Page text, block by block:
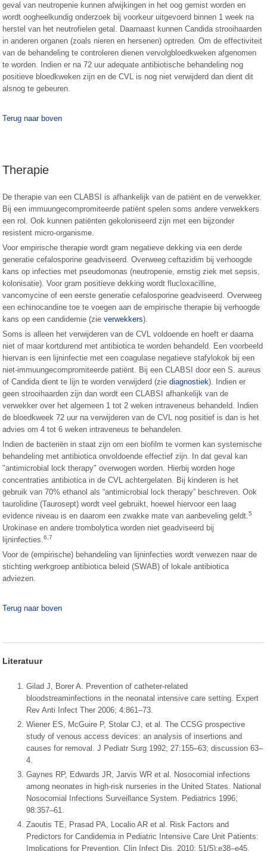
geval van neutropenie kunnen afwijkingen in het oog gemist worden en
wordt oogheelkundig onderzoek bij voorkeur uitgevoerd binnen 1 week na
herstel van het neutrofielen getal. Daarnaast kunnen Candida strooihaarden
in anderen organen (zoals nieren en hersenen) optreden. Om de effectiviteit
van de behandeling te controleren dienen vervolgbloedkweken afgenomen
te worden. Indien er na 72 uur adequate antibiotische behandeling nog
positieve bloedkweken zijn en de CVL is nog niet verwijderd dan dient dit
alsnog te gebeuren.
Terug naar boven
Therapie
De therapie van een CLABSI is afhankelijk van de patiënt en de verwekker.
Bij een immuungecompromiteerde patiënt spelen soms andere verwekkers
een rol. Ook kunnen patiënten gekoloniseerd zijn met een bijzonder
resistent micro-organisme.
Voor empirische therapie wordt gram negatieve dekking via een derde
generatie cefalosporine geadviseerd. Overweeg ceftazidim bij verhoogde
kans op infecties met pseudomonas (neutropenie, ernstig ziek met sepsis,
kolonisatie). Voor gram positieve dekking wordt flucloxacilline,
vancomycine of een eerste generatie cefalosporine geadviseerd. Overweeg
een echinocandine toe te voegen aan de empirische therapie bij verhoogde
kans op een candidemie (zieverwekkers).
Soms is alleen het verwijderen van de CVL voldoende en hoeft er daarna
niet of maar kortdurend met antibiotica te worden behandeld. Een voorbeeld
hiervan is een lijninfectie met een coagulase negatieve stafylokok bij een
niet-immuungecompromiteerde patiënt. Bij een CLABSI door een S. aureus
of Candida dient te lijn te worden verwijderd (ziediagnostiek). Indien er
geen strooihaarden zijn dan wordt een CLABSI afhankelijk van de
verwekker over het algemeen 1 tot 2 weken intraveneus behandeld. Indien
de bloedkweek 72 uur na verwijderen van de CVL nog positief is dan is het
advies om 4 tot 6 weken intraveneus te behandelen.
Indien de bacteriën in staat zijn om een biofilm te vormen kan systemische
behandeling met antibiotica onvoldoende effectief zijn. In dat geval kan
"antimicrobial lock therapy" overwogen worden. Hierbij worden hoge
concentraties antibiotica in de CVL achtergelaten. Bij kinderen is het
gebruik van 70% ethanol als “antimicrobial lock therapy” beschreven. Ook
taurolidine (Taurosept) wordt veel gebruikt, hoewel hiervoor een laag
evidence niveau is en daarom een zwakke mate van aanbeveling geldt.5
Urokinase en andere trombolytica worden niet geadviseerd bij
lijninfecties.6,7
Voor de (empirische) behandeling van lijninfecties wordt verwezen naar de
stichting werkgroep antibiotica beleid (SWAB) of lokale antibiotica
adviezen.
Terug naar boven
Literatuur
Gilad J, Borer A. Prevention of catheter-related
bloodstreaminfections in the neonatal intensive care setting. Expert
Rev Anti Infect Ther 2006; 4:861–73.
Wiener ES, McGuire P, Stolar CJ, et al. The CCSG prospective
study of venous access devices: an analysis of insertions and
causes for removal. J Pediatr Surg 1992; 27:155–63; discussion 63–
4.
Gaynes RP, Edwards JR, Jarvis WR et al. Nosocomial infections
among neonates in high-risk nurseries in the United States. National
Nosocomial Infections Surveillance System. Pediatrics 1996;
98:357–61.
Zaoutis TE, Prasad PA, Localio AR et al. Risk Factors and
Predictors for Candidemia in Pediatric Intensive Care Unit Patients:
Implications for Prevention. Clin Infect Dis. 2010; 51(5):e38–e45.